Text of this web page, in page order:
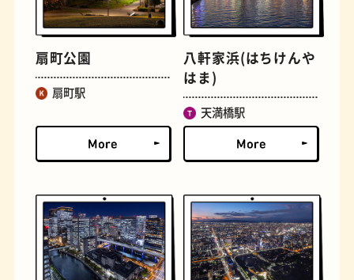
定食 おいもスイーツ
扇町公園
扇町駅
八軒家浜(はちけんや
はま)
天満橋駅